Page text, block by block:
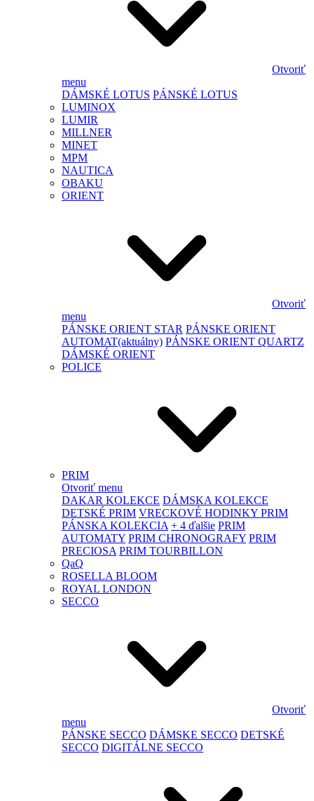
Otvoriť
menu
DÁMSKÉ LOTUS PÁNSKÉ LOTUS
LUMINOX
LUMIR
MILLNER
MINET
MPM
NAUTICA
OBAKU
ORIENT
Otvoriť
menu
PÁNSKE ORIENT STAR PÁNSKE ORIENT
AUTOMAT(aktuálny) PÁNSKE ORIENT QUARTZ
DÁMSKÉ ORIENT
POLICE
PRIM
Otvoriť menu
DAKAR KOLEKCE DÁMSKA KOLEKCE
DETSKÉ PRIM VRECKOVÉ HODINKY PRIM
PÁNSKA KOLEKCIA + 4 ďalšie PRIM
AUTOMATY PRIM CHRONOGRAFY PRIM
PRECIOSA PRIM TOURBILLON
QaQ
ROSELLA BLOOM
ROYAL LONDON
SECCO
Otvoriť
menu
PÁNSKE SECCO DÁMSKE SECCO DETSKÉ
SECCO DIGITÁLNE SECCO